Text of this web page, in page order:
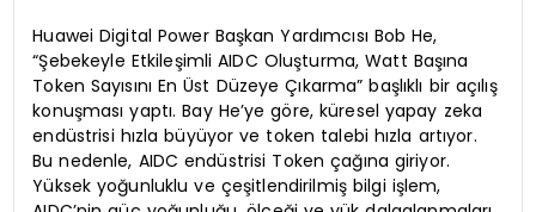
Huawei Digital Power Başkan Yardımcısı Bob He,
“Şebekeyle Etkileşimli AIDC Oluşturma, Watt Başına
Token Sayısını En Üst Düzeye Çıkarma” başlıklı bir açılış
konuşması yaptı. Bay He’ye göre, küresel yapay zeka
endüstrisi hızla büyüyor ve token talebi hızla artıyor.
Bu nedenle, AIDC endüstrisi Token çağına giriyor.
Yüksek yoğunluklu ve çeşitlendirilmiş bilgi işlem,